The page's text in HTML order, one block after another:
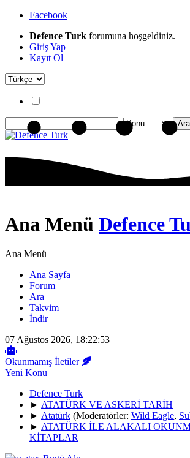
Facebook
Defence Turk forumuna hoşgeldiniz.
Giriş Yap
Kayıt Ol
Ana Menü Defence
Ana Menü
Ana Sayfa
Forum
Ara
Takvim
İndir
07 Ağustos 2026, 18:22:53
Okunmamış İletiler
Yeni Konu
Defence Turk
► ATATÜRK VE ASKERİ TARİH
► Atatürk (Moderatörler: Wild Eagle,
► ATATÜRK İLE ALAKALI
KİTAPLAR